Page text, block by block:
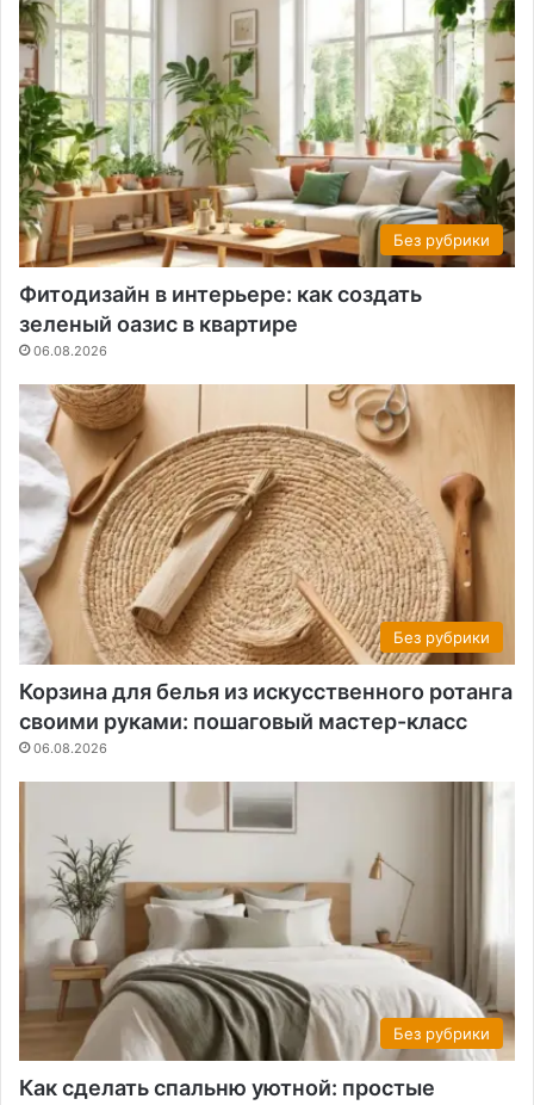
Без рубрики
Фитодизайн в интерьере: как создать
зеленый оазис в квартире
06.08.2026
Без рубрики
Корзина для белья из искусственного ротанга
своими руками: пошаговый мастер-класс
06.08.2026
Без рубрики
Как сделать спальню уютной: простые